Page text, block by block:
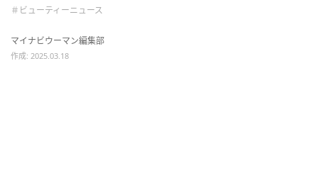
＃ビューティーニュース
マイナビウーマン編集部
作成: 2025.03.18